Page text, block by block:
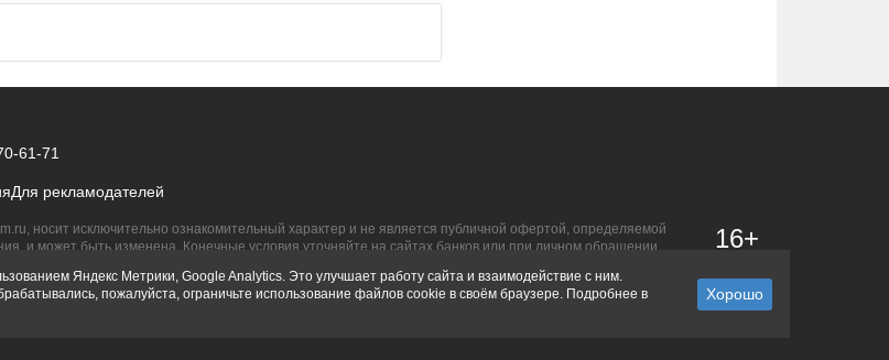
61-71
Для рекламодателей
носит исключительно ознакомительный характер и не является публичной офертой, определяемой
и может быть изменена. Конечные условия уточняйте на сайтах банков или при личном обращении.
16+
Яндекс Метрики, Google Analytics. Это улучшает работу сайта и взаимодействие с ним.
пожалуйста, ограничьте использование файлов cookie в своём браузере. Подробнее в